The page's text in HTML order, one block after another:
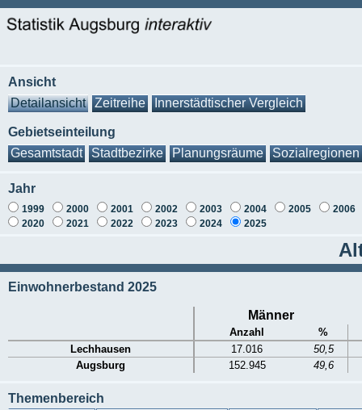
Ansicht
Detailansicht
Zeitreihe Innerstädtischer Vergleich
Gebietseinteilung
Gesamtstadt
Stadtbezirke Planungsräume Sozialregionen
Jahr
1999 2000 2001 2002 2003 2004 2005
2006
2020
2021 2022 2023 2024 2025
Einwohnerbestand 2025
Männer
Anzahl
%
Lechhausen
17.016
50,5
Augsburg
152.945 49,6
Themenbereich